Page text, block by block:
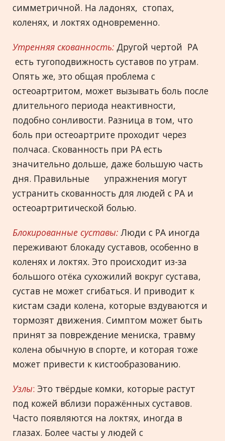
симметричной. На ладонях, стопах,
коленях, и локтях одновременно.
Утренняя скованность: Другой чертой РА
есть тугоподвижность суставов по утрам.
Опять же, это общая проблема с
остеоартритом, может вызывать боль после
длительного периода неактивности,
подобно сонливости. Разница в том, что
боль при остеоартрите проходит через
полчаса. Скованность при РА есть
значительно дольше, даже большую часть
дня. Правильные упражнения могут
устранить скованность для людей с РА и
остеоартритической болью.
Блокированные суставы: Люди с РА иногда
переживают блокаду суставов, особенно в
коленях и локтях. Это происходит из-за
большого отёка сухожилий вокруг сустава,
сустав не может сгибаться. И приводит к
кистам сзади колена, которые вздуваются и
тормозят движения. Симптом может быть
принят за повреждение мениска, травму
колена обычную в спорте, и которая тоже
может привести к кистообразованию.
Узлы: Это твёрдые комки, которые растут
под кожей вблизи поражённых суставов.
Часто появляются на локтях, иногда в
глазах. Более часты у людей с